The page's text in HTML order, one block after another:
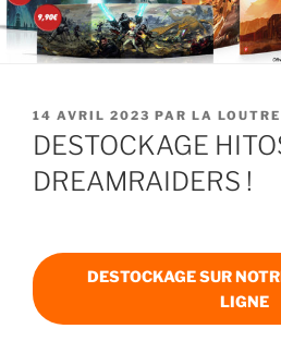
PUBLIÉ
LE
14 AVRIL 2023 PAR LA
DESTOCKAGE
DREAMRAIDERS !
DESTOCKAGE SUR
LIGNE